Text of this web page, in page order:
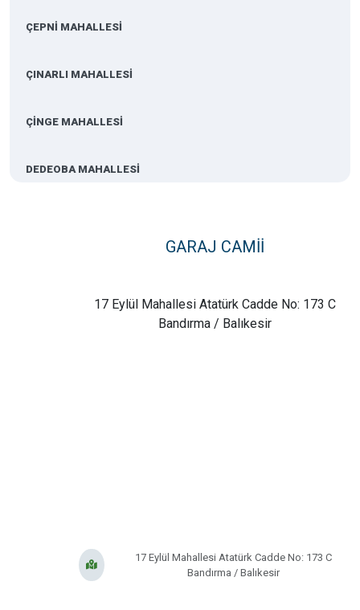
ÇEPNİ MAHALLESİ
ÇINARLI MAHALLESİ
ÇİNGE MAHALLESİ
DEDEOBA MAHALLESİ
DOĞANPINAR MAHALLESİ
ERGİLİ MAHALLESİ
GARAJ CAMİİ
17 Eylül Mahallesi Atatürk Cadde No: 173 C
Bandırma / Balıkesir
17 Eylül Mahallesi Atatürk Cadde No: 173 C
Bandırma / Balıkesir